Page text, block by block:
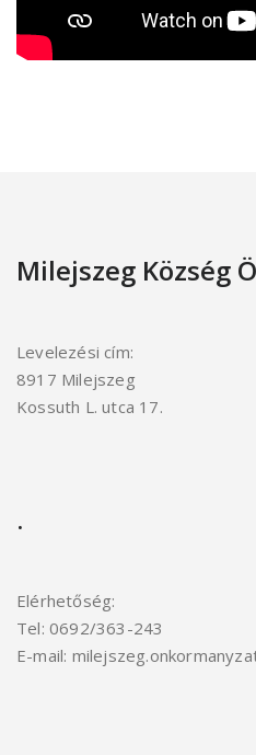
Milejszeg Község
Levelezési cím:
8917 Milejszeg
Kossuth L. utca 17.
.
Elérhetőség:
Tel: 0692/363-243
E-mail: